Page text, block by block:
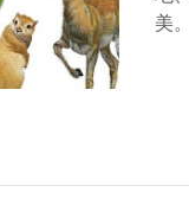
美。